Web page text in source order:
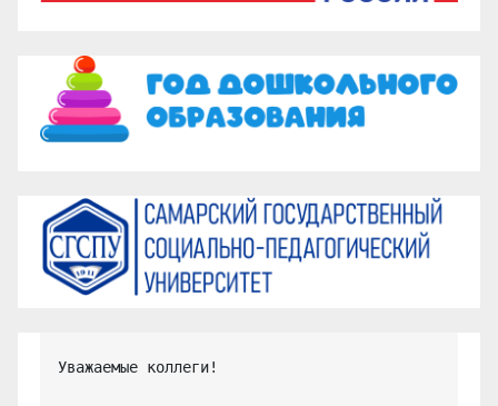
Уважаемые коллеги!